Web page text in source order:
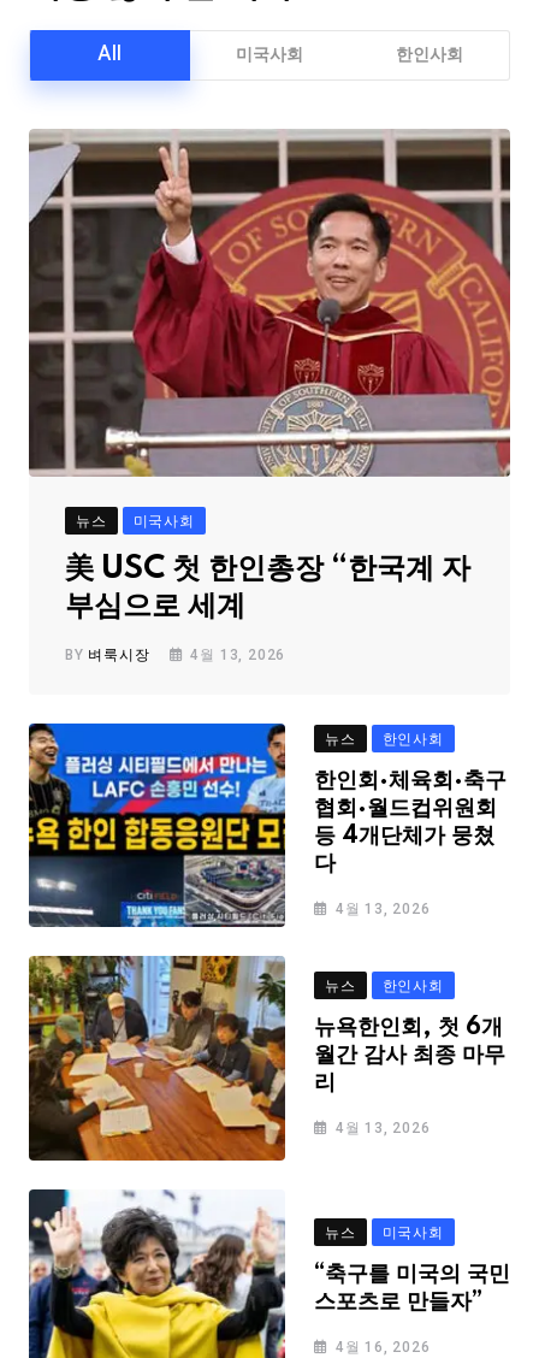
All 미국사회 한인사회
뉴스 미국사회
美 USC 첫 한인총장 “한국계 자
부심으로 세계
BY 벼룩시장 4월 13, 2026
뉴스 한인사회
한인회·체육회·축구
협회·월드컵위원회
등 4개단체가 뭉쳤
다
4월 13, 2026
뉴스 한인사회
뉴욕한인회, 첫 6개
월간 감사 최종 마무
리
4월 13, 2026
뉴스 미국사회
“축구를 미국의 국민
스포츠로 만들자”
4월 16, 2026